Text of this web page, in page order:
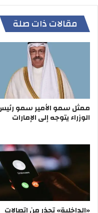
مقالات ذات صلة
ممثل سمو الأمير سمو
الوزراء يتوجه إلى الإمارات